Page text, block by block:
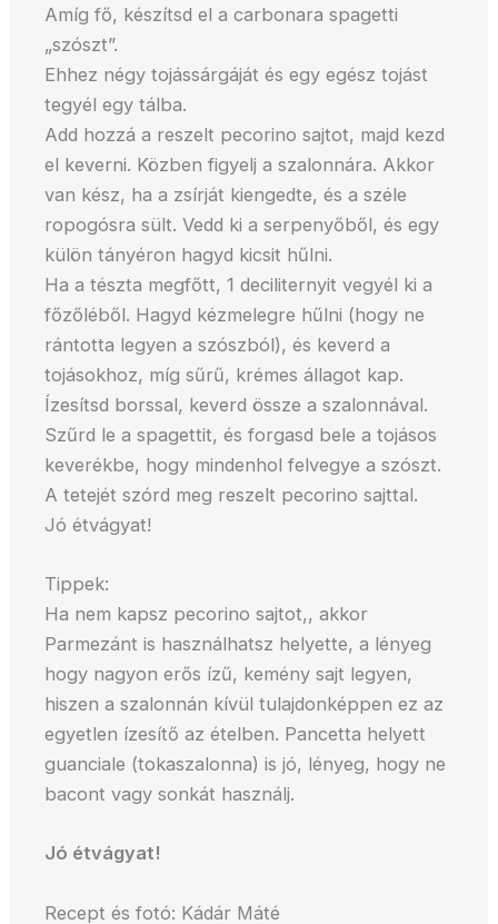
Amíg fő, készítsd el a carbonara spagetti
„szószt”.
Ehhez négy tojássárgáját és egy egész tojást
tegyél egy tálba.
Add hozzá a reszelt pecorino sajtot, majd kezd
el keverni. Közben figyelj a szalonnára. Akkor
van kész, ha a zsírját kiengedte, és a széle
ropogósra sült. Vedd ki a serpenyőből, és egy
külön tányéron hagyd kicsit hűlni.
Ha a tészta megfőtt, 1 deciliternyit vegyél ki a
főzőléből. Hagyd kézmelegre hűlni (hogy ne
rántotta legyen a szószból), és keverd a
tojásokhoz, míg sűrű, krémes állagot kap.
Ízesítsd borssal, keverd össze a szalonnával.
Szűrd le a spagettit, és forgasd bele a tojásos
keverékbe, hogy mindenhol felvegye a szószt.
A tetejét szórd meg reszelt pecorino sajttal.
Jó étvágyat!
Tippek:
Ha nem kapsz pecorino sajtot,, akkor
Parmezánt is használhatsz helyette, a lényeg
hogy nagyon erős ízű, kemény sajt legyen,
hiszen a szalonnán kívül tulajdonképpen ez az
egyetlen ízesítő az ételben. Pancetta helyett
guanciale (tokaszalonna) is jó, lényeg, hogy ne
bacont vagy sonkát használj.
Jó étvágyat!
Recept és fotó: Kádár Máté